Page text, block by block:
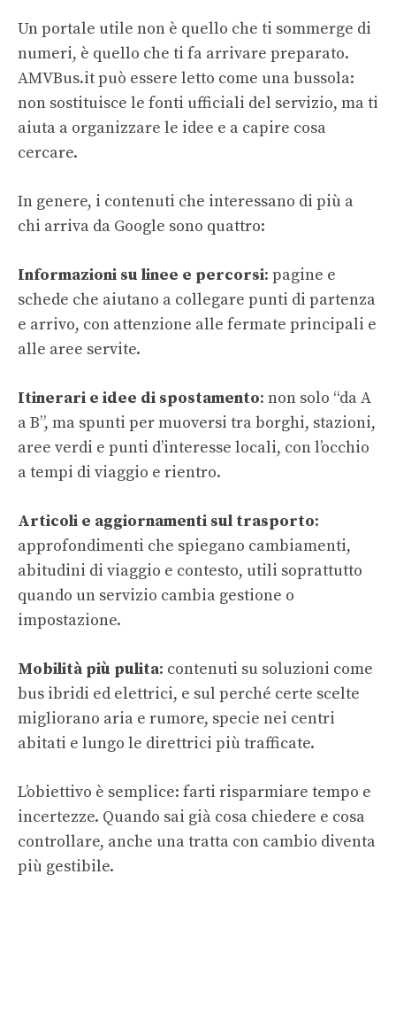
Un portale utile non è quello che ti sommerge di
numeri, è quello che ti fa arrivare preparato.
AMVBus.it può essere letto come una bussola:
non sostituisce le fonti ufficiali del servizio, ma ti
aiuta a organizzare le idee e a capire cosa
cercare.
In genere, i contenuti che interessano di più a
chi arriva da Google sono quattro:
Informazioni su linee e percorsi: pagine e
schede che aiutano a collegare punti di partenza
e arrivo, con attenzione alle fermate principali e
alle aree servite.
Itinerari e idee di spostamento: non solo “da A
a B”, ma spunti per muoversi tra borghi, stazioni,
aree verdi e punti d’interesse locali, con l’occhio
a tempi di viaggio e rientro.
Articoli e aggiornamenti sul trasporto:
approfondimenti che spiegano cambiamenti,
abitudini di viaggio e contesto, utili soprattutto
quando un servizio cambia gestione o
impostazione.
Mobilità più pulita: contenuti su soluzioni come
bus ibridi ed elettrici, e sul perché certe scelte
migliorano aria e rumore, specie nei centri
abitati e lungo le direttrici più trafficate.
L’obiettivo è semplice: farti risparmiare tempo e
incertezze. Quando sai già cosa chiedere e cosa
controllare, anche una tratta con cambio diventa
più gestibile.